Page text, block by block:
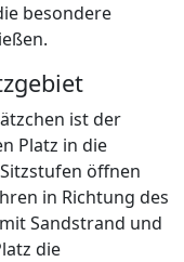
besondere
ist der
Platz in die
öffnen
in Richtung des
Sandstrand und
die